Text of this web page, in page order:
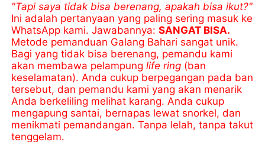
"Tapi saya tidak bisa berenang, apakah bisa ikut?"
Ini adalah pertanyaan yang paling sering masuk ke
WhatsApp kami. Jawabannya:SANGAT BISA.
Metode pemanduan Galang Bahari sangat unik.
Bagi yang tidak bisa berenang, pemandu kami
akan membawa pelampunglife ring (ban
keselamatan). Anda cukup berpegangan pada ban
tersebut, dan pemandu kami yang akan menarik
Anda berkeliling melihat karang. Anda cukup
mengapung santai, bernapas lewat snorkel, dan
menikmati pemandangan. Tanpa lelah, tanpa takut
tenggelam.